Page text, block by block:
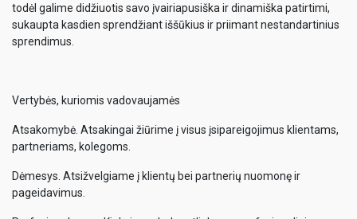
todėl galime didžiuotis savo įvairiapusiška ir dinamiška patirtimi,
sukaupta kasdien sprendžiant iššūkius ir priimant nestandartinius
sprendimus.
Vertybės, kuriomis vadovaujamės
Atsakomybė. Atsakingai žiūrime į visus įsipareigojimus klientams,
partneriams, kolegoms.
Dėmesys. Atsižvelgiame į klientų bei partnerių nuomonę ir
pageidavimus.